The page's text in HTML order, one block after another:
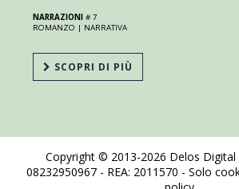
NARRAZIONI # 7
ROMANZO | NARRATIVA
SCOPRI DI PIÙ
Copyright © 2013-2026 Delos Digital
08232950967 - REA: 2011570 - Solo